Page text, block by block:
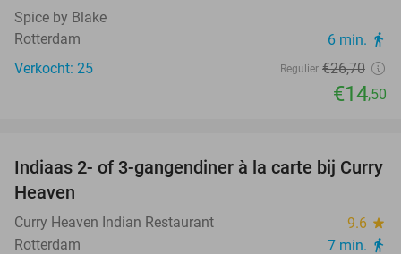
Spice by Blake
Rotterdam
6 min. directions_walk
Verkocht: 25 Regulier €26,70
€14,50
27%
Indiaas 2- of 3-gangendiner à la carte bij Curry
Heaven
Curry Heaven Indian Restaurant 9.6 star
Rotterdam 7 min. directions_walk